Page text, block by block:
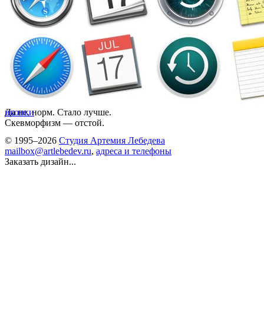
Да не, норм. Стало лучше.
Скевморфизм — отстой.
иконки
© 1995–2026 Студия Артемия Лебедева
mailbox@artlebedev.ru, адреса и телефоны
Заказать дизайн...